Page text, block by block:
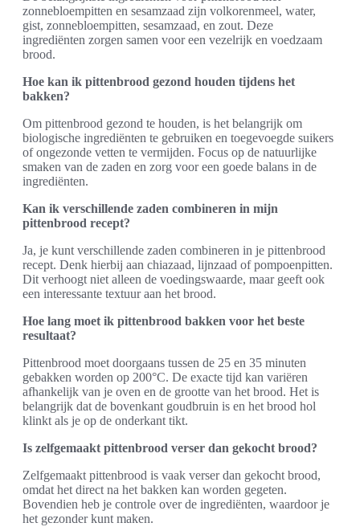
zonnebloempitten en sesamzaad zijn volkorenmeel, water,
gist, zonnebloempitten, sesamzaad, en zout. Deze
ingrediënten zorgen samen voor een vezelrijk en voedzaam
brood.
Hoe kan ik pittenbrood gezond houden tijdens het
bakken?
Om pittenbrood gezond te houden, is het belangrijk om
biologische ingrediënten te gebruiken en toegevoegde suikers
of ongezonde vetten te vermijden. Focus op de natuurlijke
smaken van de zaden en zorg voor een goede balans in de
ingrediënten.
Kan ik verschillende zaden combineren in mijn
pittenbrood recept?
Ja, je kunt verschillende zaden combineren in je pittenbrood
recept. Denk hierbij aan chiazaad, lijnzaad of pompoenpitten.
Dit verhoogt niet alleen de voedingswaarde, maar geeft ook
een interessante textuur aan het brood.
Hoe lang moet ik pittenbrood bakken voor het beste
resultaat?
Pittenbrood moet doorgaans tussen de 25 en 35 minuten
gebakken worden op 200°C. De exacte tijd kan variëren
afhankelijk van je oven en de grootte van het brood. Het is
belangrijk dat de bovenkant goudbruin is en het brood hol
klinkt als je op de onderkant tikt.
Is zelfgemaakt pittenbrood verser dan gekocht brood?
Zelfgemaakt pittenbrood is vaak verser dan gekocht brood,
omdat het direct na het bakken kan worden gegeten.
Bovendien heb je controle over de ingrediënten, waardoor je
het gezonder kunt maken.